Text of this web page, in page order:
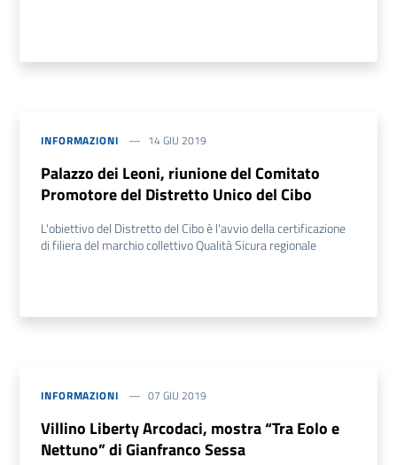
INFORMAZIONI 14 GIU 2019
Palazzo dei Leoni, riunione del Comitato
Promotore del Distretto Unico del Cibo
L'obiettivo del Distretto del Cibo è l'avvio della certificazione
di filiera del marchio collettivo Qualità Sicura regionale
INFORMAZIONI 07 GIU 2019
Villino Liberty Arcodaci, mostra “Tra Eolo e
Nettuno” di Gianfranco Sessa